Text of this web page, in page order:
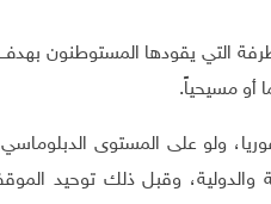
التي يقودها المستوطنون
أو مسيحياً.
ولو على المستوى الدبلوماسي
والدولية، وقبل ذلك توحيد